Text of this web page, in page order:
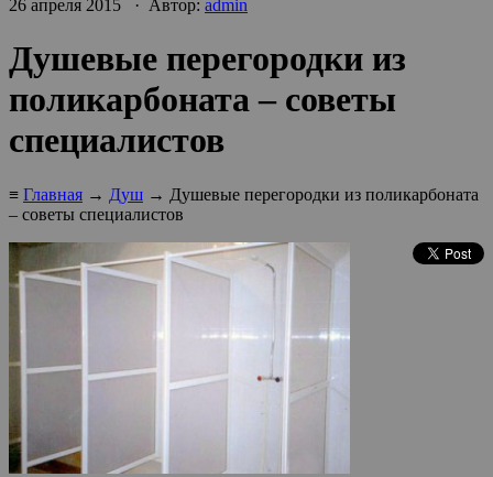
26 апреля 2015 · Автор: admin
Душевые перегородки из
поликарбоната – советы
специалистов
≡ Главная → Душ → Душевые перегородки из поликарбоната
– советы специалистов